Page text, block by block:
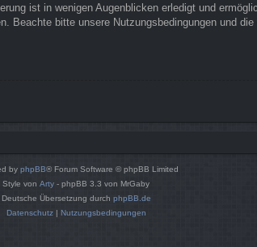
ist in wenigen Augenblicken erledigt und
bitte unsere Nutzungsbedingungen und
by phpBB® Forum Software © phpBB Limited
Style von Arty - phpBB 3.3 von MrGaby
Deutsche Übersetzung durch phpBB.de
Datenschutz| Nutzungsbedingungen